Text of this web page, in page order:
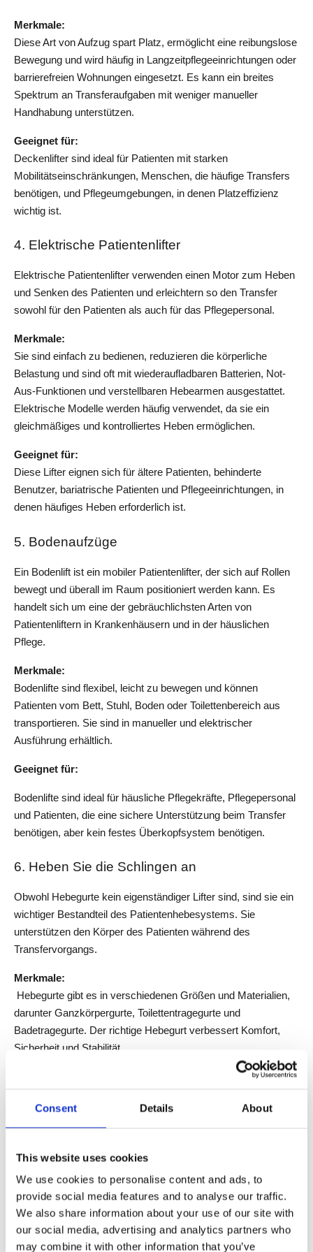
Consent Details About
This website uses cookies
We use cookies to personalise content and ads, to
provide social media features and to analyse our traffic.
We also share information about your use of our site with
our social media, advertising and analytics partners who
may combine it with other information that you’ve
Merkmale:
Diese Art von Aufzug spart Platz, ermöglicht eine reibungslose
Bewegung und wird häufig in Langzeitpflegeeinrichtungen oder
barrierefreien Wohnungen eingesetzt. Es kann ein breites
Spektrum an Transferaufgaben mit weniger manueller
Handhabung unterstützen.
Geeignet für:
Deckenlifter sind ideal für Patienten mit starken
Mobilitätseinschränkungen, Menschen, die häufige Transfers
benötigen, und Pflegeumgebungen, in denen Platzeffizienz
wichtig ist.
4. Elektrische Patientenlifter
Elektrische Patientenlifter verwenden einen Motor zum Heben
und Senken des Patienten und erleichtern so den Transfer
sowohl für den Patienten als auch für das Pflegepersonal.
Merkmale:
Sie sind einfach zu bedienen, reduzieren die körperliche
Belastung und sind oft mit wiederaufladbaren Batterien, Not-
Aus-Funktionen und verstellbaren Hebearmen ausgestattet.
Elektrische Modelle werden häufig verwendet, da sie ein
gleichmäßiges und kontrolliertes Heben ermöglichen.
Geeignet für:
Diese Lifter eignen sich für ältere Patienten, behinderte
Benutzer, bariatrische Patienten und Pflegeeinrichtungen, in
denen häufiges Heben erforderlich ist.
5. Bodenaufzüge
Ein Bodenlift ist ein mobiler Patientenlifter, der sich auf Rollen
bewegt und überall im Raum positioniert werden kann. Es
handelt sich um eine der gebräuchlichsten Arten von
Patientenliftern in Krankenhäusern und in der häuslichen
Pflege.
Merkmale:
Bodenlifte sind flexibel, leicht zu bewegen und können
Patienten vom Bett, Stuhl, Boden oder Toilettenbereich aus
transportieren. Sie sind in manueller und elektrischer
Ausführung erhältlich.
Geeignet für:
Bodenlifte sind ideal für häusliche Pflegekräfte, Pflegepersonal
und Patienten, die eine sichere Unterstützung beim Transfer
benötigen, aber kein festes Überkopfsystem benötigen.
6. Heben Sie die Schlingen an
Obwohl Hebegurte kein eigenständiger Lifter sind, sind sie ein
wichtiger Bestandteil des Patientenhebesystems. Sie
unterstützen den Körper des Patienten während des
Transfervorgangs.
Merkmale:
darunter Ganzkörpergurte, Toilettentragegurte und
Badetragegurte. Der richtige Hebegurt verbessert Komfort,
Sicherheit und Stabilität.
mechanisches Heben angewiesen sind, insbesondere bei
solchen, die ihr eigenes Gewicht beim Transfer nicht tragen
7. Poollifte
Poollifte sollen den Benutzern das sichere Betreten und
Verlassen von Schwimmbädern erleichtern. Sie sind häufig in
Rehabilitationszentren, Hotels, öffentlichen Schwimmbädern